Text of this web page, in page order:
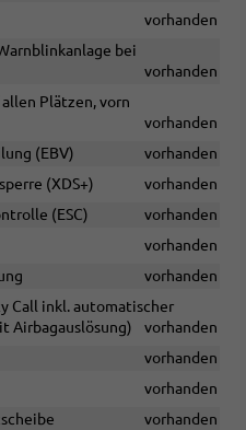
vorhanden
bei
vorhanden
Plätzen, vorn
vorhanden
(EBV)
vorhanden
(XDS+)
vorhanden
(ESC)
vorhanden
vorhanden
vorhanden
Call inkl. automatischer
Airbagauslösung)
vorhanden
vorhanden
vorhanden
vorhanden